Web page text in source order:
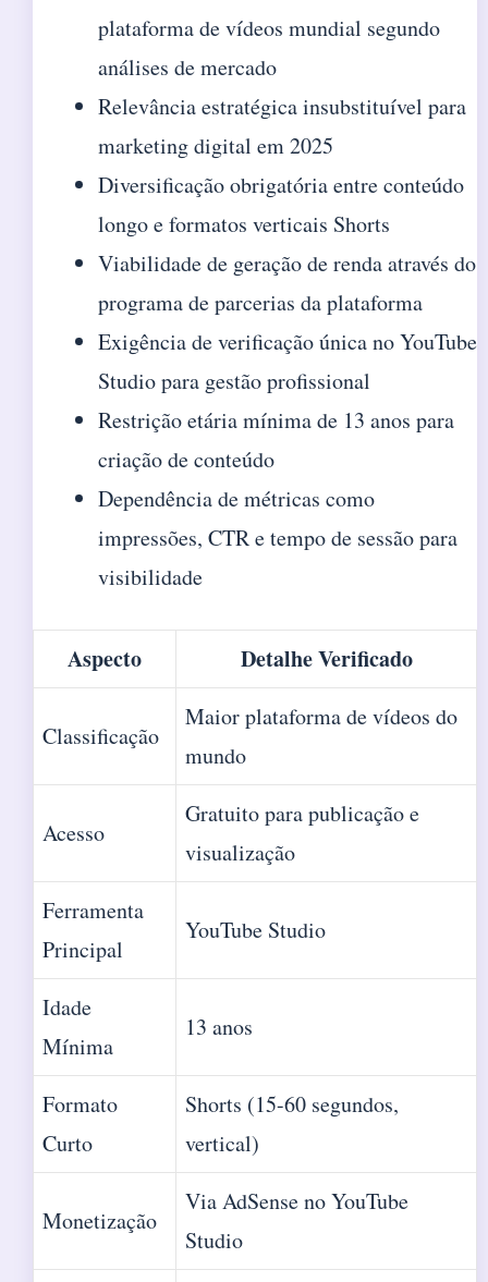
plataforma de vídeos mundial segundo
análises de mercado
Relevância estratégica insubstituível para
marketing digital em 2025
Diversificação obrigatória entre conteúdo
longo e formatos verticais Shorts
Viabilidade de geração de renda através do
programa de parcerias da plataforma
Exigência de verificação única no YouTube
Studio para gestão profissional
Restrição etária mínima de 13 anos para
criação de conteúdo
Dependência de métricas como
impressões, CTR e tempo de sessão para
visibilidade
Aspecto Detalhe Verificado
Classificação
Maior plataforma de vídeos do
mundo
Acesso
Gratuito para publicação e
visualização
Ferramenta
Principal
YouTube Studio
Idade
Mínima
13 anos
Formato
Curto
Shorts (15-60 segundos,
vertical)
Monetização
Via AdSense no YouTube
Studio